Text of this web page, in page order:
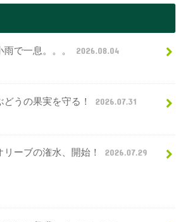
雨で一息。。。 2026.08.04
どうの果実を守る！ 2026.07.31
リーブの潅水、開始！ 2026.07.29